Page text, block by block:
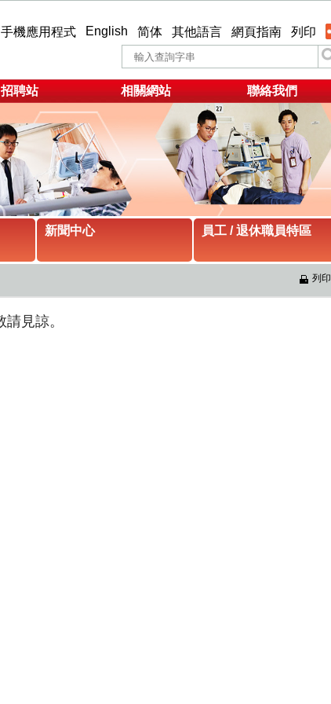
手機應用程式 English 简体 其他語言 網頁指南 列印
招聘站 相關網站 聯絡我們
新聞中心 員工 / 退休職員特區
列印